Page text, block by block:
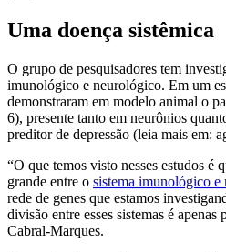
Uma doença sistêmica
O grupo de pesquisadores tem
imunológico e neurológico. Em um
demonstraram em modelo animal o
6), presente tanto em neurônios
preditor de depressão (leia mais em:
“O que temos visto nesses estudos é
grande entre o sistema imunológico e
rede de genes que estamos
divisão entre esses sistemas é
Cabral-Marques.